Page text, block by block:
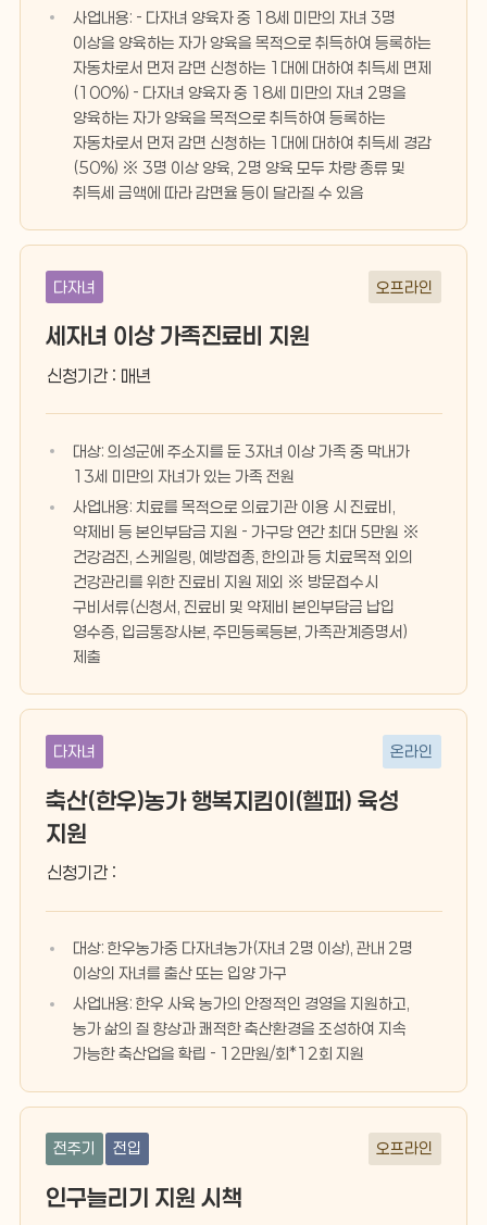
사업내용: - 다자녀 양육자 중 18세 미만의 자녀 3명
이상을 양육하는 자가 양육을 목적으로 취득하여 등록하는
자동차로서 먼저 감면 신청하는 1대에 대하여 취득세 면제
(100%) - 다자녀 양육자 중 18세 미만의 자녀 2명을
양육하는 자가 양육을 목적으로 취득하여 등록하는
자동차로서 먼저 감면 신청하는 1대에 대하여 취득세 경감
(50%) ※ 3명 이상 양육, 2명 양육 모두 차량 종류 및
취득세 금액에 따라 감면율 등이 달라질 수 있음
다자녀 오프라인
세자녀 이상 가족진료비 지원
신청기간 : 매년
대상: 의성군에 주소지를 둔 3자녀 이상 가족 중 막내가
13세 미만의 자녀가 있는 가족 전원
사업내용: 치료를 목적으로 의료기관 이용 시 진료비,
약제비 등 본인부담금 지원 - 가구당 연간 최대 5만원 ※
건강검진, 스케일링, 예방접종, 한의과 등 치료목적 외의
건강관리를 위한 진료비 지원 제외 ※ 방문접수시
구비서류(신청서, 진료비 및 약제비 본인부담금 납입
영수증, 입금통장사본, 주민등록등본, 가족관계증명서)
제출
다자녀 온라인
축산(한우)농가 행복지킴이(헬퍼) 육성
지원
신청기간 :
대상: 한우농가중 다자녀농가(자녀 2명 이상), 관내 2명
이상의 자녀를 출산 또는 입양 가구
사업내용: 한우 사육 농가의 안정적인 경영을 지원하고,
농가 삶의 질 향상과 쾌적한 축산환경을 조성하여 지속
가능한 축산업을 확립 - 12만원/회*12회 지원
전주기 전입 오프라인
인구늘리기 지원 시책